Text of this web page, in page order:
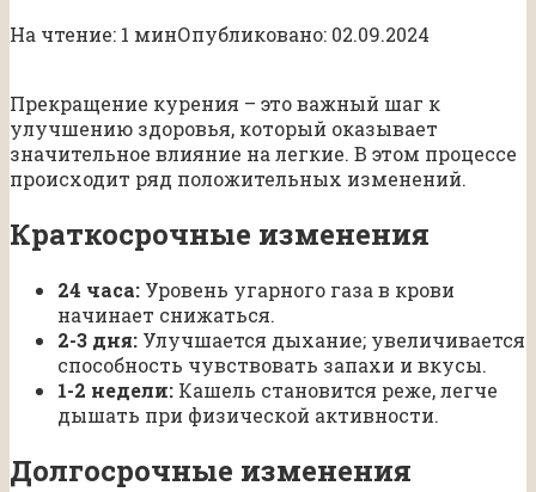
На чтение: 1 минОпубликовано: 02.09.2024
Прекращение курения – это важный шаг к
улучшению здоровья, который оказывает
значительное влияние на легкие. В этом процессе
происходит ряд положительных изменений.
Краткосрочные изменения
24 часа: Уровень угарного газа в крови
начинает снижаться.
2-3 дня: Улучшается дыхание; увеличивается
способность чувствовать запахи и вкусы.
1-2 недели: Кашель становится реже, легче
дышать при физической активности.
Долгосрочные изменения